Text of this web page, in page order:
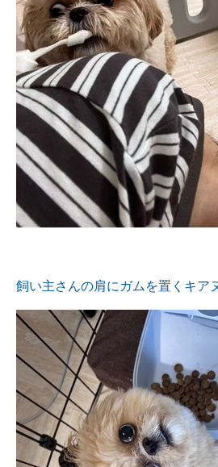
飼い主さんの肩にガムを置くキア